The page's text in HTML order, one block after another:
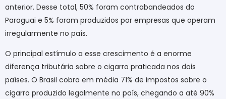
anterior. Desse total, 50% foram contrabandeados do
Paraguai e 5% foram produzidos por empresas que operam
irregularmente no país.
O principal estímulo a esse crescimento é a enorme
diferença tributária sobre o cigarro praticada nos dois
países. O Brasil cobra em média 71% de impostos sobre o
cigarro produzido legalmente no país, chegando a até 90%